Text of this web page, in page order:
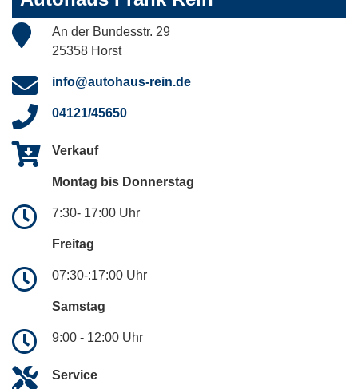
An der Bundesstr. 29
25358 Horst
info@autohaus-rein.de
04121/45650
Verkauf
Montag bis Donnerstag
7:30- 17:00 Uhr
Freitag
07:30-:17:00 Uhr
Samstag
9:00 - 12:00 Uhr
Service